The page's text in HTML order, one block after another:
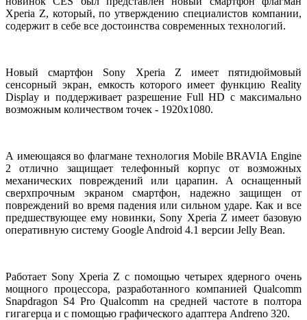
Xperia Z, который, по утверждению специалистов компании,
содержит в себе все достоинства современных технологий.
Новый смартфон Sony Xperia Z имеет пятидюймовый
сенсорный экран, емкость которого имеет функцию Reality
Display и поддерживает разрешение Full HD с максимально
возможным количеством точек - 1920х1080.
А имеющаяся во флагмане технология Mobile BRAVIA Engine
2 отлично защищает телефонный корпус от возможных
механических повреждений или царапин. А оснащенный
сверхпрочным экраном смартфон, надежно защищен от
повреждений во время падения или сильном ударе. Как и все
предшествующее ему новинки, Sony Xperia Z имеет базовую
оперативную систему Google Android 4.1 версии Jelly Bean.
Работает Sony Xperia Z с помощью четырех ядерного очень
мощного процессора, разработанного компанией Qualcomm
Snapdragon S4 Pro Qualcomm на средней частоте в полтора
гигагерца и с помощью графического адаптера Andreno 320.